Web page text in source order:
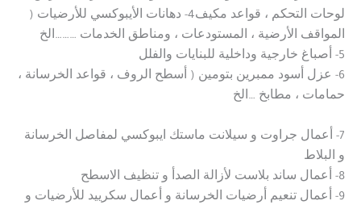
لوحات التحكم ، قواعد مكيف4- دهانات الأيبوكسي للأرضيات (
المواقف الأرضية ، المستودعات ، ومناطق الخدمات ………الخ
5- أصباغ خارجية وداخلية للبنايات والفلل
6- عزل أسود ممبرين بتومين ( أسطح الروف ، قواعد الخرسانة ،
حمامات ، مطابخ …الخ
7- أعمال جراوت و سيلانت ماستك ايبوكسي لمفاصل الخرسانة
و البلاط
8- أعمال ساند بلاست لأزالة الصدأ و تنظيف الاسطح
9- أعمال تنعيم أرضيات الخرسانة و أعمال سكرييد للأرضيات و